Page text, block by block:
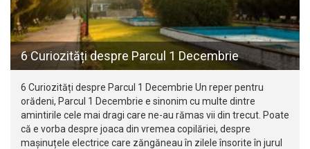
6 Curiozități despre Parcul 1 Decembrie
6 Curiozități despre Parcul 1 Decembrie Un reper pentru
orădeni, Parcul 1 Decembrie e sinonim cu multe dintre
amintirile cele mai dragi care ne-au rămas vii din trecut. Poate
că e vorba despre joaca din vremea copilăriei, despre
mașinuțele electrice care zăngăneau în zilele însorite în jurul